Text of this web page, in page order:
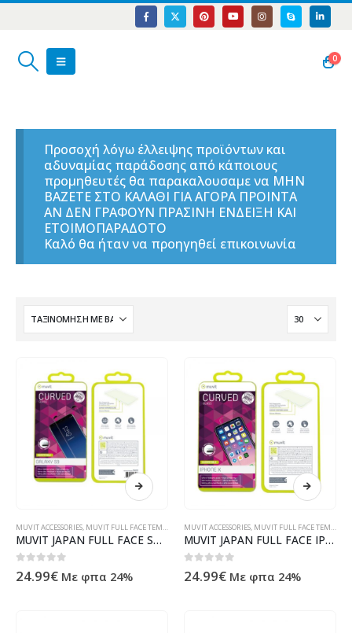
0
Προσοχή λόγω έλλειψης προϊόντων και
αδυναμίας παράδοσης από κάποιους
προμηθευτές θα παρακαλουσαμε να ΜΗΝ
ΒΑΖΕΤΕ ΣΤΟ ΚΑΛΑΘΙ ΓΙΑ ΑΓΟΡΑ ΠΡΟΙΝΤΑ
ΑΝ ΔΕΝ ΓΡΑΦΟΥΝ ΠΡΑΣΙΝΗ ΕΝΔΕΙΞΗ ΚΑΙ
ΕΤΟΙΜΟΠΑΡΑΔΟΤΟ
Καλό θα ήταν να προηγηθεί επικοινωνία
MUVIT ACCESSORIES MUVIT FULL FACE TEMPERED GLASS
MUVIT JAPAN FULL FACE SAMSUNG S9 black tempered glass
0out of 5
24.99€ Με φπα 24%
MUVIT ACCESSORIES MUVIT FULL FACE TEMPERED GLASS
MUVIT JAPAN FULL FACE IPHONE X XS transparent tempered glass
0out of 5
24.99€ Με φπα 24%